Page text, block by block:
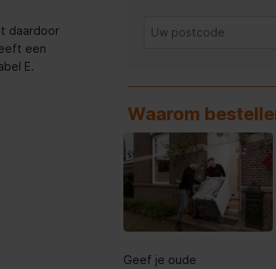
daardoor
een
E.
gewenste
Waarom
Geef je oude